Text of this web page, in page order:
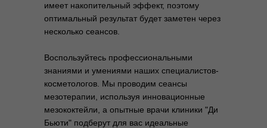
имеет накопительный эффект, поэтому
оптимальный результат будет заметен через
несколько сеансов.
Воспользуйтесь профессиональными
знаниями и умениями наших специалистов-
косметологов. Мы проводим сеансы
мезотерапии, используя инновационные
мезококтейли, а опытные врачи клиники "Ди
Бьюти" подберут для вас идеальные